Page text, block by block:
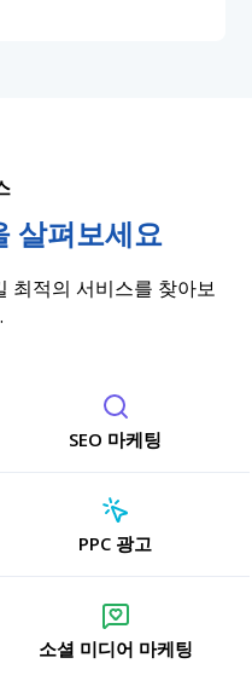
살펴보세요
최적의 서비스를 찾아보
SEO 마케팅
PPC 광고
소셜 미디어 마케팅